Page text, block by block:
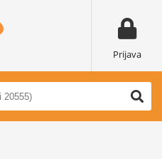
Prijava